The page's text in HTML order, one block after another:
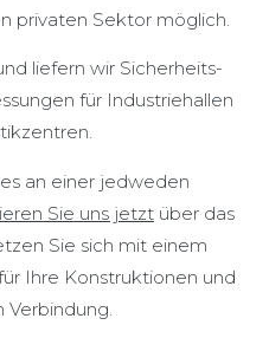
privaten Sektor möglich.
liefern wir Sicherheits-
für Industriehallen
an einer jedweden
Sie uns jetzt über das
Sie sich mit einem
Ihre Konstruktionen und
Verbindung.